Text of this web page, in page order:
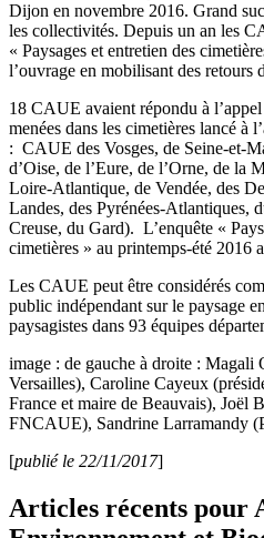
Dijon en novembre 2016. Grand
les collectivités. Depuis un an les
« Paysages et entretien des
l’ouvrage en mobilisant des retours
18 CAUE avaient répondu à
menées dans les cimetières lancé à
: CAUE des Vosges, de Seine-et-
d’Oise, de l’Eure, de l’Orne, de la
Loire-Atlantique, de Vendée, des
Landes, des Pyrénées-Atlantiques,
Creuse, du Gard). L’enquête «
cimetières » au printemps-été 2016
Les CAUE peut être considérés
public indépendant sur le paysage
paysagistes dans 93 équipes
image : de gauche à droite : Magali
Versailles), Caroline Cayeux
France et maire de Beauvais), Joël
FNCAUE), Sandrine Larramandy
[publié le 22/11/2017]
Articles récents pour